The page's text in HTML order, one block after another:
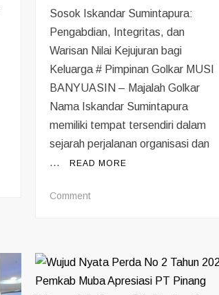
Sosok Iskandar Sumintapura:
Pengabdian, Integritas, dan
Warisan Nilai Kejujuran bagi
Keluarga # Pimpinan Golkar MUSI
BANYUASIN – Majalah Golkar
Nama Iskandar Sumintapura
memiliki tempat tersendiri dalam
sejarah perjalanan organisasi dan
…
READ MORE
Commenton
Pengabdian,
Integritas,